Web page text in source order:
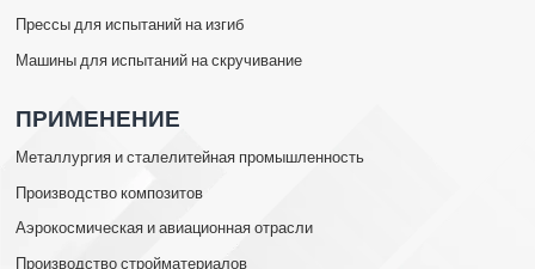
Прессы для испытаний на изгиб
Машины для испытаний на скручивание
ПРИМЕНЕНИЕ
Металлургия и сталелитейная промышленность
Производство композитов
Аэрокосмическая и авиационная отрасли
Производство стройматериалов